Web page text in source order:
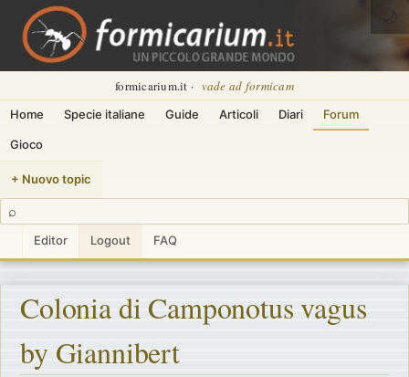
formicarium.it · vade ad formicam
Home Specie italiane Guide Articoli Diari Forum
Gioco
+ Nuovo topic
⌕
Editor Logout FAQ
🌙
Colonia di Camponotus vagus
by Giannibert